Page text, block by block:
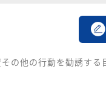
の他の行動を勧誘する